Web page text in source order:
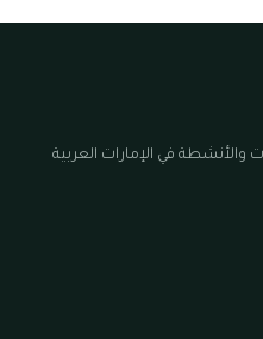
في الإمارات العربية